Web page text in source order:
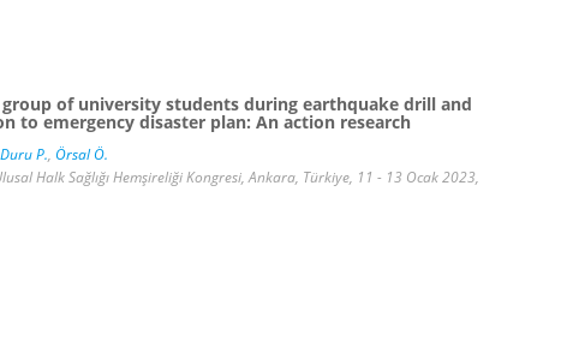
group of university students during earthquake drill and
to emergency disaster plan: An action research
Duru P., Örsal Ö.
Halk Sağlığı Hemşireliği Kongresi, Ankara, Türkiye, 11 - 13 Ocak 2023,